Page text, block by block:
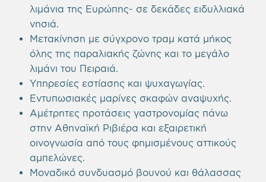
λιμάνια της Ευρώπης- σε δεκάδες ειδυλλιακά
νησιά.
Μετακίνηση με σύγχρονο τραμ κατά μήκος
όλης της παραλιακής ζώνης και το μεγάλο
λιμάνι του Πειραιά.
Υπηρεσίες εστίασης και ψυχαγωγίας.
Εντυπωσιακές μαρίνες σκαφών αναψυχής.
Αμέτρητες προτάσεις γαστρονομίας πάνω
στην Αθηναϊκή Ριβιέρα και εξαιρετική
οινογνωσία από τους φημισμένους αττικούς
αμπελώνες.
Μοναδικό συνδυασμό βουνού και θάλασσας